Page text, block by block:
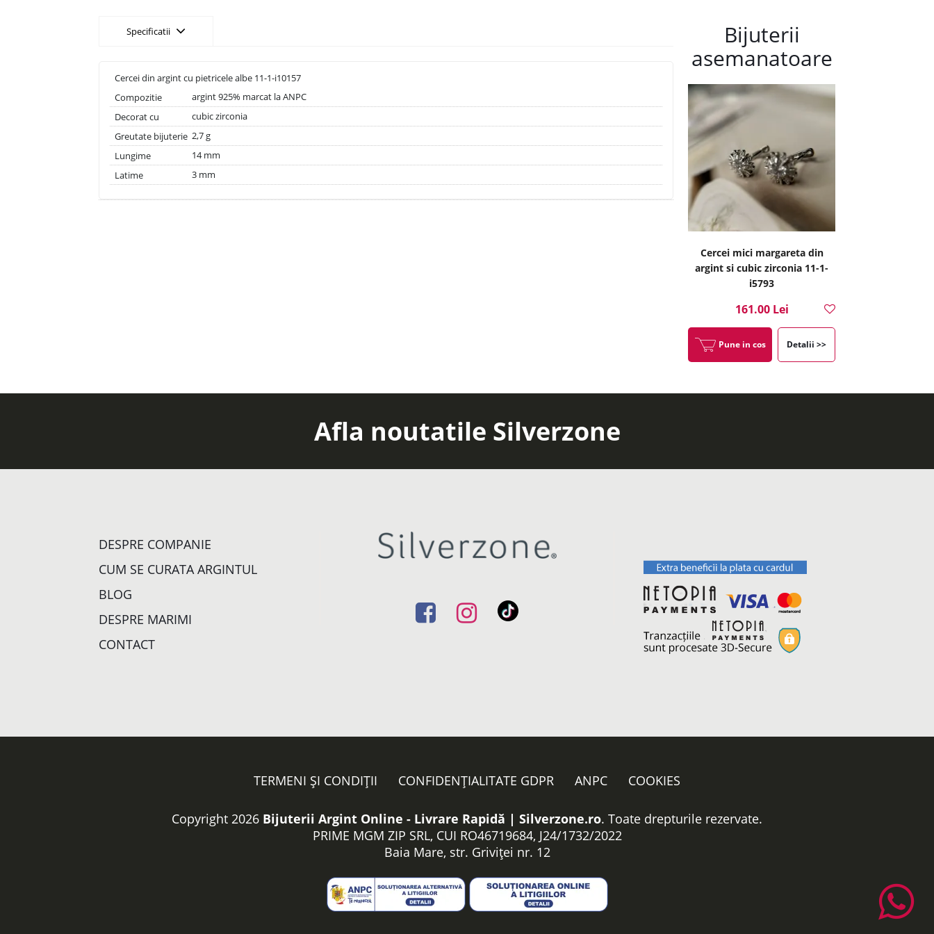
Specificatii
Cercei din argint cu pietricele albe 11-1-i10157
Compozitie
argint 925% marcat la ANPC
Decorat cu
cubic zirconia
Greutate bijuterie 2,7 g
Lungime
14 mm
Latime
3 mm
Bijuterii
asemanatoare
Cercei mici margareta din
argint si cubic zirconia 11-1-
i5793
161.00 Lei
Pune in cos Detalii >>
Afla noutatile Silverzone
DESPRE COMPANIE
CUM SE CURATA ARGINTUL
BLOG
DESPRE MARIMI
CONTACT
TERMENI ȘI CONDIȚII CONFIDENȚIALITATE GDPR ANPC COOKIES
Copyright 2026 Bijuterii Argint Online - Livrare Rapidă | Silverzone.ro. Toate drepturile rezervate.
PRIME MGM ZIP SRL, CUI RO46719684, J24/1732/2022
Baia Mare, str. Griviței nr. 12